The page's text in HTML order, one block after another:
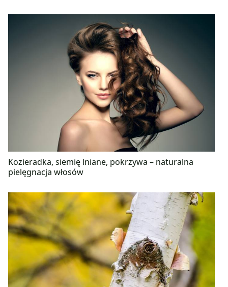
Kozieradka, siemię lniane, pokrzywa – naturalna
pielęgnacja włosów